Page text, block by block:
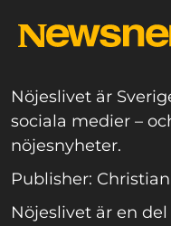
Nöjeslivet är
sociala medier –
nöjesnyheter.
Publisher:
Nöjeslivet är en